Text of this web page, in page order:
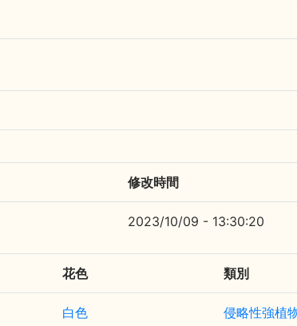
修改時間
2023/10/09 - 13:30:20
花色 類別
白色 侵略性強植